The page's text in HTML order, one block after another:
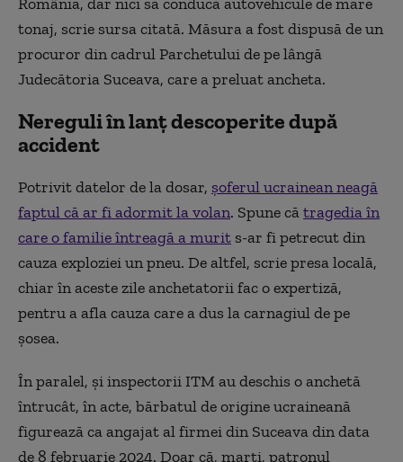
tonaj, scrie sursa citată. Măsura a fost dispusă de un
procuror din cadrul Parchetului de pe lângă
Judecătoria Suceava, care a preluat ancheta.
Nereguli în lanț descoperite după
accident
Potrivit datelor de la dosar, șoferul ucrainean neagă
faptul că ar fi adormit la volan. Spune cătragedia în
care o familie întreagă a murit s-ar fi petrecut din
cauza exploziei un pneu. De altfel, scrie presa locală,
chiar în aceste zile anchetatorii fac o expertiză,
pentru a afla cauza care a dus la carnagiul de pe
șosea.
În paralel, și inspectorii ITM au deschis o anchetă
întrucât, în acte, bărbatul de origine ucraineană
figurează ca angajat al firmei din Suceava din data
de 8 februarie 2024. Doar că, marți, patronul